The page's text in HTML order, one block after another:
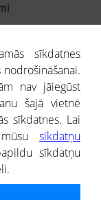
sīkdatnes
nav jāiegūst
šajā vietnē
sīkdatnes. Lai
sīkdatņu
sīkdatņu